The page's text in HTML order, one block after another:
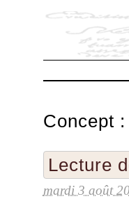
Concept :
Lecture
mardi 3 août